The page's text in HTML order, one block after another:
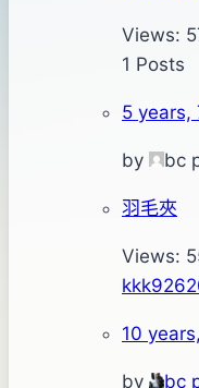
Views:
1 Posts
5 years,
by bc
羽毛夾
Views:
10
by bc